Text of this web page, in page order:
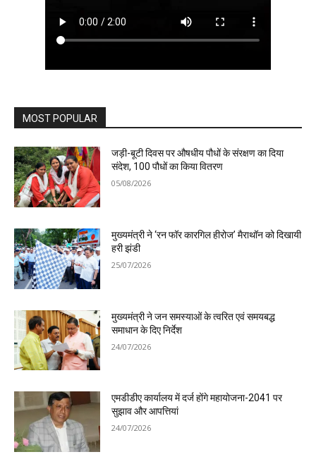
MOST POPULAR
जड़ी-बूटी दिवस पर औषधीय पौधों के संरक्षण का दिया
संदेश, 100 पौधों का किया वितरण
05/08/2026
मुख्यमंत्री ने ‘रन फॉर कारगिल हीरोज’ मैराथॉन को दिखायी
हरी झंडी
25/07/2026
मुख्यमंत्री ने जन समस्याओं के त्वरित एवं समयबद्ध
समाधान के दिए निर्देश
24/07/2026
एमडीडीए कार्यालय में दर्ज होंगे महायोजना-2041 पर
सुझाव और आपत्तियां
24/07/2026